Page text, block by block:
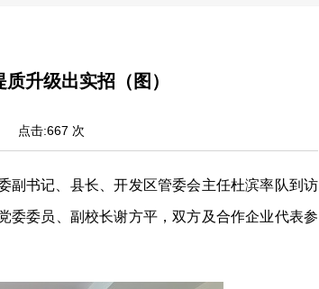
升级出实招（图）
点击:667 次
副书记、县长、开发区管委会主任杜滨率队到访
委委员、副校长谢方平，双方及合作企业代表参